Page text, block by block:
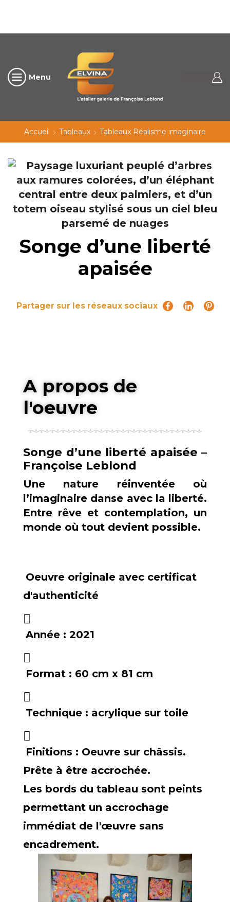
Menu
Accueil Tableaux Tableaux Réalisme imaginaire
Songe d’une liberté
apaisée
Partager sur les réseaux sociaux
A propos de
l'oeuvre
Songe d’une liberté apaisée –
Françoise Leblond
Une nature réinventée où
l’imaginaire danse avec la liberté.
Entre rêve et contemplation, un
monde où tout devient possible.
Oeuvre originale avec certificat
d'authenticité
Année : 2021
Format : 60 cm x 81 cm
Technique : acrylique sur toile
Finitions : Oeuvre sur châssis.
Prête à être accrochée.
Les bords du tableau sont peints
permettant un accrochage
immédiat de l'œuvre sans
encadrement.